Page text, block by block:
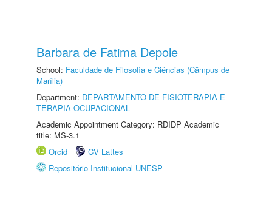
Barbara de Fatima Depole
School: Faculdade de Filosofia e Ciências (Câmpus de
Marília)
Department: DEPARTAMENTO DE FISIOTERAPIA E
TERAPIA OCUPACIONAL
Academic Appointment Category: RDIDP Academic
title: MS-3.1
Orcid
CV Lattes
Repositório Institucional UNESP